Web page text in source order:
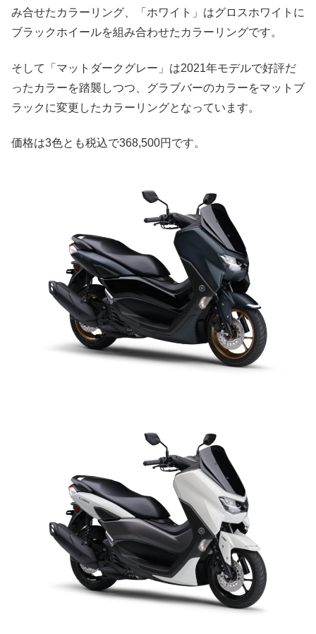
み合せたカラーリング、「ホワイト」はグロスホワイトに
ブラックホイールを組み合わせたカラーリングです。
そして「マットダークグレー」は2021年モデルで好評だ
ったカラーを踏襲しつつ、グラブバーのカラーをマットブ
ラックに変更したカラーリングとなっています。
価格は3色とも税込で368,500円です。